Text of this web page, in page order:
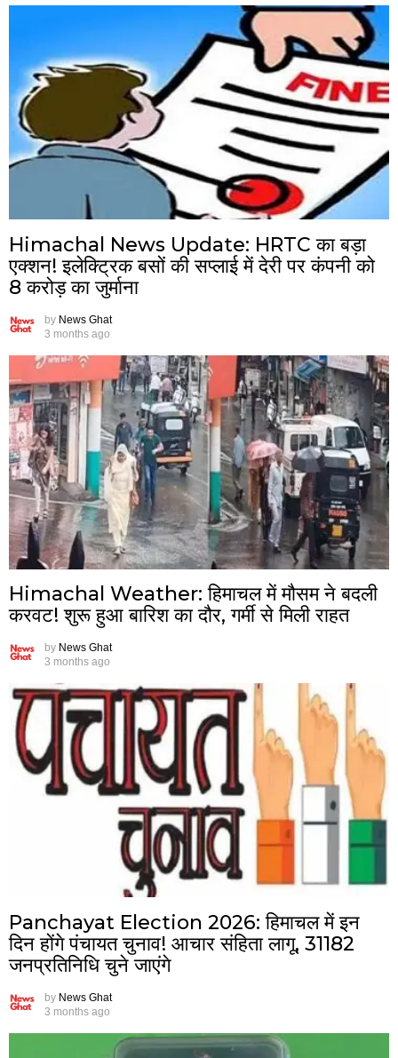
Himachal News Update: HRTC का बड़ा
एक्शन! इलेक्ट्रिक बसों की सप्लाई में देरी पर कंपनी को
8 करोड़ का जुर्माना
by News Ghat
3 months ago
Himachal Weather: हिमाचल में मौसम ने बदली
करवट! शुरू हुआ बारिश का दौर, गर्मी से मिली राहत
by News Ghat
3 months ago
Panchayat Election 2026: हिमाचल में इन
दिन होंगे पंचायत चुनाव! आचार संहिता लागू, 31182
जनप्रतिनिधि चुने जाएंगे
by News Ghat
3 months ago